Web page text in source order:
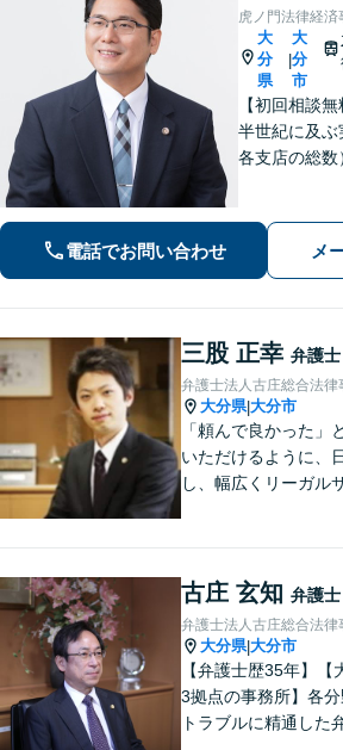
虎ノ門法律経
大
分
県
|
大
分
市
【初回相談
半世紀に及ぶ
各支店の総数
務等に、的
速な解決を
電話でお問い合わせ メ
三股 正幸 弁護士
弁護士法人古庄総合法律
大分県|大分市
「頼んで良かった」
いただけるように、
し、幅広くリーガル
古庄 玄知 弁護士
弁護士法人古庄総合法律
大分県|大分市
【弁護士歴35年】【
3拠点の事務所】各
トラブルに精通した